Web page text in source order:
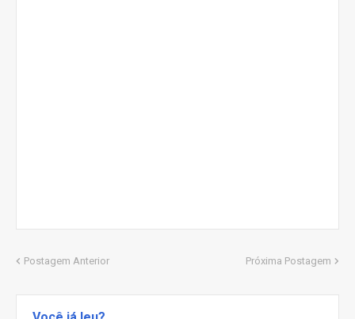
Postagem Anterior Próxima Postagem